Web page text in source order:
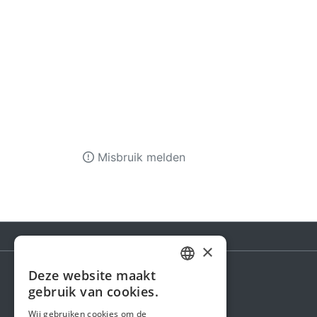
Misbruik melden
Steunactie
×
Deze website maakt
gebruik van cookies.
Wij gebruiken cookies om de